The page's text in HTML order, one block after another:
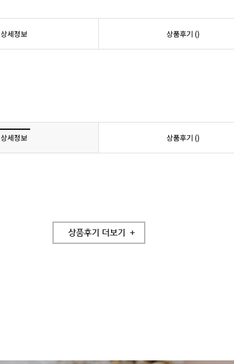
상세정보 상품후기 ()
상세정보 상품후기 ()